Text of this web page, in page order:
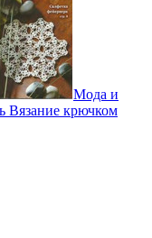
Мода и
Вязание крючком